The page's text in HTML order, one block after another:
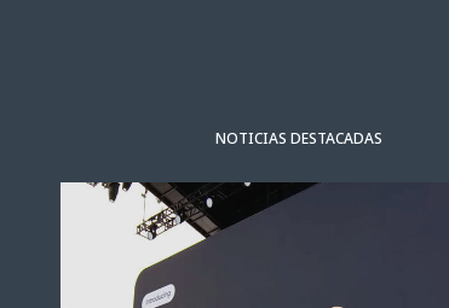
NOTICIAS DESTACADAS